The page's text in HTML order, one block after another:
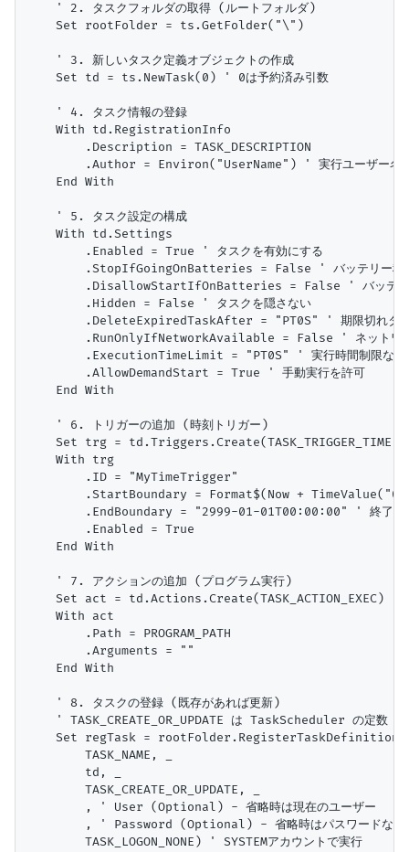
    ' 2. タスクフォルダの取得 (ルートフォルダ)
    Set rootFolder = ts.GetFolder("\")
    ' 3. 新しいタスク定義オブジェクトの作成
    Set td = ts.NewTask(0) ' 0は予約済み引数
    ' 4. タスク情報の登録
    With td.RegistrationInfo
        .Description = TASK_DESCRIPTION
.Author = Environ("UserName") ' 実行ユーザー名
    End With
    ' 5. タスク設定の構成
    With td.Settings
        .Enabled = True ' タスクを有効にする
.StopIfGoingOnBatteries = False ' バッテリー稼働
.DisallowStartIfOnBatteries = False ' バッテリ
        .Hidden = False ' タスクを隠さない
.DeleteExpiredTaskAfter = "PT0S" ' 期限切れタス
.RunOnlyIfNetworkAvailable = False ' ネットワー
.ExecutionTimeLimit = "PT0S" ' 実行時間制限なし
        .AllowDemandStart = True ' 手動実行を許可
    End With
    ' 6. トリガーの追加 (時刻トリガー)
Set trg = td.Triggers.Create(TASK_TRIGGER_TIME)
    With trg
        .ID = "MyTimeTrigger"
.StartBoundary = Format$(Now +
.EndBoundary = "2999-01-01T00:00:00" ' 終了日
        .Enabled = True
    End With
    ' 7. アクションの追加 (プログラム実行)
Set act = td.Actions.Create(TASK_ACTION_EXEC) '
    With act
        .Path = PROGRAM_PATH
        .Arguments = ""
    End With
    ' 8. タスクの登録 (既存があれば更新)
    ' TASK_CREATE_OR_UPDATE は TaskScheduler の定数
Set regTask = rootFolder.RegisterTaskDefinition(
        TASK_NAME, _
        td, _
        TASK_CREATE_OR_UPDATE, _
        , ' User (Optional) - 省略時は現在のユーザー
        , ' Password (Optional) - 省略時はパスワードなし
        TASK_LOGON_NONE) ' SYSTEMアカウントで実行